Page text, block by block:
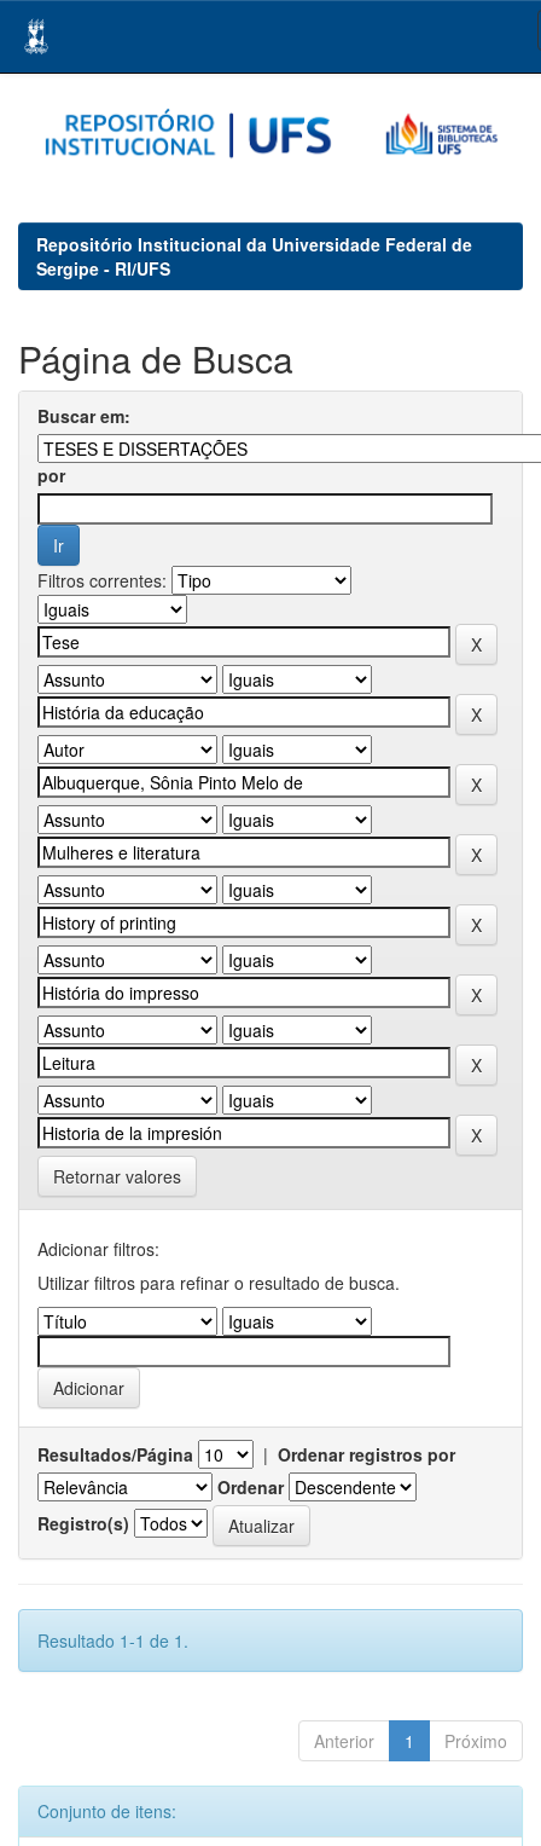
navigation
Repositório Institucional da Universidade Federal de
Sergipe - RI/UFS
Página de Busca
Buscar em:
por
Filtros correntes:
Retornar valores
Adicionar filtros:
Utilizar filtros para refinar o resultado de busca.
Resultados/Página | Ordenar registros por
Ordenar
Registro(s)
Resultado 1-1 de 1.
Anterior 1 Próximo
Conjunto de itens: